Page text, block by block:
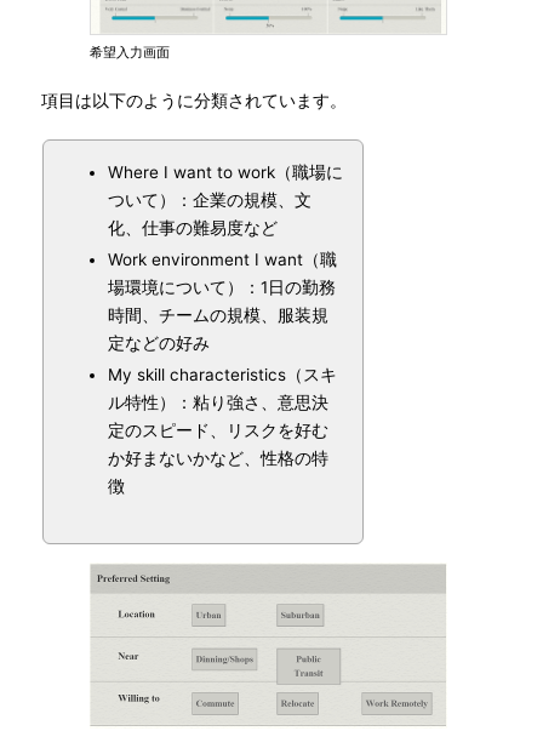
希望入力画面
項目は以下のように分類されています。
Where I want to work（職場に
ついて）：企業の規模、文
化、仕事の難易度など
Work environment I want（職
場環境について）：1日の勤務
時間、チームの規模、服装規
定などの好み
My skill characteristics（スキ
ル特性）：粘り強さ、意思決
定のスピード、リスクを好む
か好まないかなど、性格の特
徴